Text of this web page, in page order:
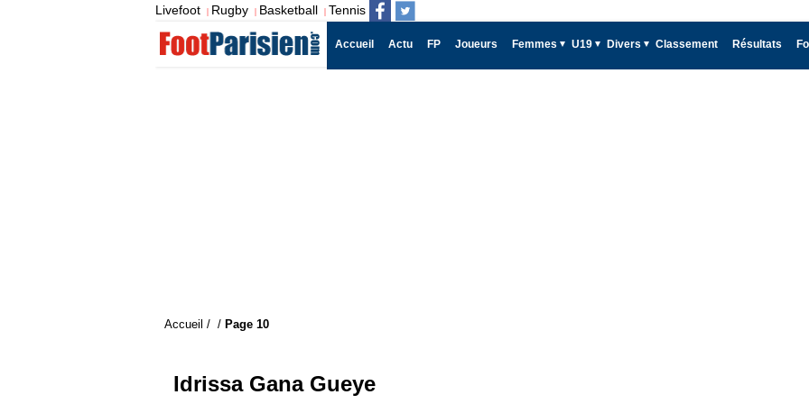
Livefoot | Rugby | Basketball | Tennis
Accueil Actu FP Joueurs Femmes U19 Divers Classement Résultats
Accueil / / Page 10
Idrissa Gana Gueye